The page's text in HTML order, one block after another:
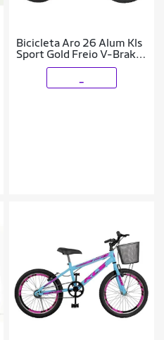
Bicicleta Aro 26 Alum Kls
Sport Gold Freio V-Brake
Mtb 21V